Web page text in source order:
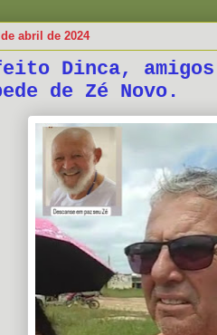
abril de 2024
Dinca,
de Zé Novo.